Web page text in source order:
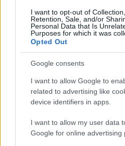
I want to opt-out of
Retention, Sale, and/or
Personal Data that Is
Purposes for which it was
Opted Out
Google consents
I want to allow Google to
related to advertising like
device identifiers in apps.
I want to allow my user data
Google for online advertising
és kerékpározáskor még a